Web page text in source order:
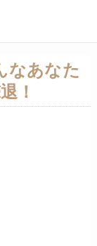
なあなた
！